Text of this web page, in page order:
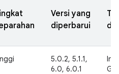
Versi yang
diperbarui
5.0.2, 5.1.1,
6.0, 6.0.1